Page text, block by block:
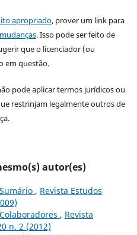
apropriado, prover um link para
. Isso pode ser feito de
que o licenciador (ou
em questão.
pode aplicar termos jurídicos ou
restrinjam legalmente outros de
autor(es)
Sumário , Revista Estudos
Colaboradores , Revista
n. 2 (2012)